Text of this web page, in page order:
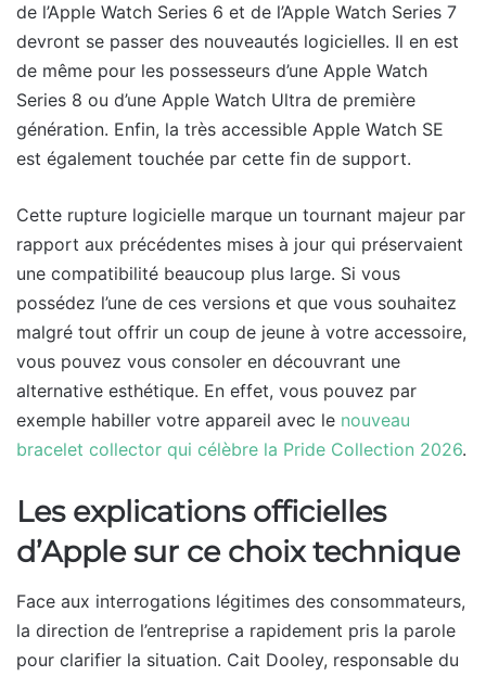
de l’Apple Watch Series 6 et de l’Apple Watch Series 7
devront se passer des nouveautés logicielles. Il en est
de même pour les possesseurs d’une Apple Watch
Series 8 ou d’une Apple Watch Ultra de première
génération. Enfin, la très accessible Apple Watch SE
est également touchée par cette fin de support.
Cette rupture logicielle marque un tournant majeur par
rapport aux précédentes mises à jour qui préservaient
une compatibilité beaucoup plus large. Si vous
possédez l’une de ces versions et que vous souhaitez
malgré tout offrir un coup de jeune à votre accessoire,
vous pouvez vous consoler en découvrant une
alternative esthétique. En effet, vous pouvez par
exemple habiller votre appareil avec le nouveau
bracelet collector qui célèbre la Pride Collection 2026.
Les explications officielles
d’Apple sur ce choix technique
Face aux interrogations légitimes des consommateurs,
la direction de l’entreprise a rapidement pris la parole
pour clarifier la situation. Cait Dooley, responsable du